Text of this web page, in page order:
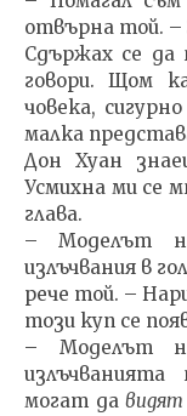
отвърна той. –
Сдържах се да
гово­ри. Щом
човека,
малка
Дон Хуан
Усмих­на ми се
глава.
– Моделът
излъчвания в
рече той. –
този куп се
– Моделът
могат да видят